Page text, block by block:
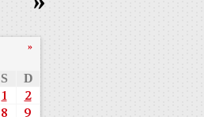
»
S D
1
2
8 9